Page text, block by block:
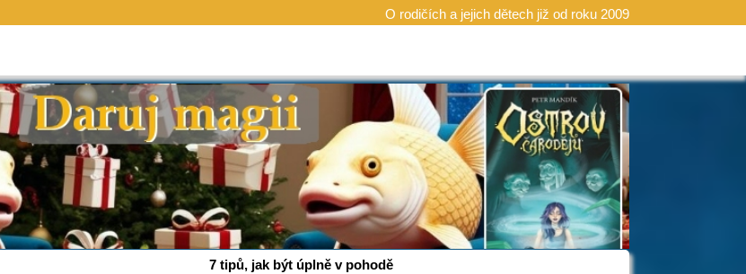
O rodičích a jejich dětech již od roku 2009
7 tipů, jak být úplně v pohodě